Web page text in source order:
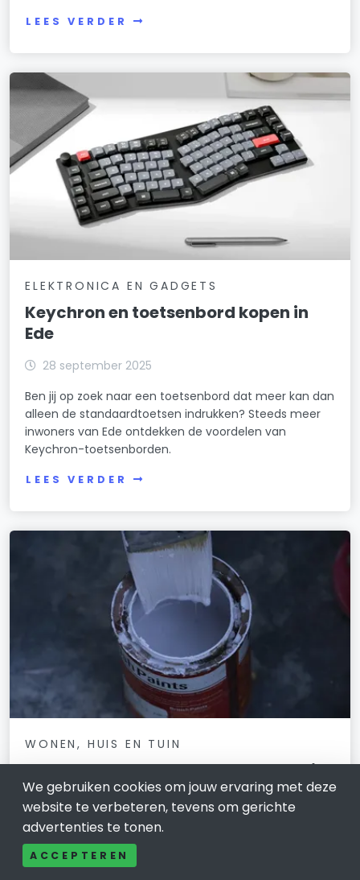
LEES VERDER
ELEKTRONICA EN GADGETS
Keychron en toetsenbord kopen in
Ede
28 september 2025
Ben jij op zoek naar een toetsenbord dat meer kan dan
alleen de standaardtoetsen indrukken? Steeds meer
inwoners van Ede ontdekken de voordelen van
Keychron-toetsenborden.
LEES VERDER
WONEN, HUIS EN TUIN
Het belang van lokale vakmannen in
Ede
24 september 2025
Een verbouwing of reparatie in huis brengt altijd meer
met zich mee dan je denkt. Of je nu een nieuwe
We gebruiken cookies om jouw ervaring met deze
website te verbeteren, tevens om gerichte
advertenties te tonen.
ACCEPTEREN